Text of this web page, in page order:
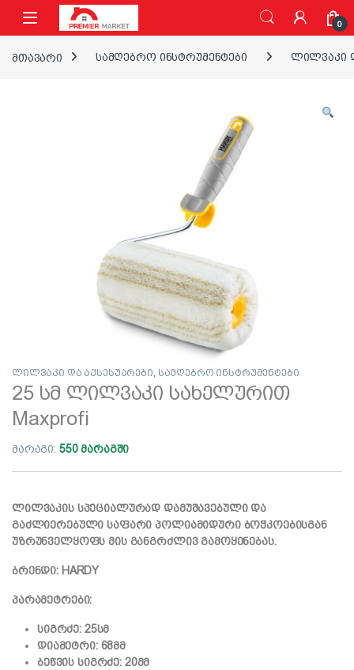
ნავიგაციაზე გადასვლა
შინაარსზე გადასვლა
0
მთავარი სამღებრო ინსტრუმენტები ლილვაკი
ლილვაკი და აქსესუარები, სამღებრო ინსტრუმენტები
25 სმ ლილვაკი სახელურით
Maxprofi
მარაგი: 550 მარაგში
ლილვაკის სპეციალურად დამუშავებული და
გაძლიერებული საფარი პოლიამიდური ბოჭკოებისგან
უზრუნველყოფს მის განგრძლივ გამოყენებას.
ბრენდი: HARDY
პარამეტრები:
სიგრძე: 25სმ
დიამეტრი: 68მმ
ბეწვის სიგრძე: 20მმ